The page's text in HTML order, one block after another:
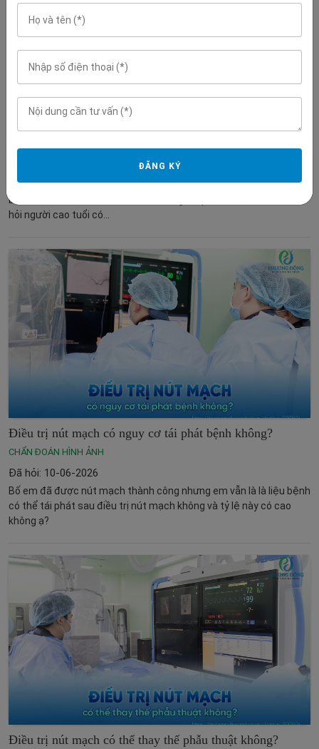
Người cao tuổi có phù hợp để điều trị nút mạch không?
Mẹ em đã ngoài 70 tuổi và vừa được chỉ định nút mạch để điều trị
bệnh. Gia đình hơi lo vì tuổi cao thường hồi phục chậm, nên muốn
hỏi người cao tuổi có...
Điều trị nút mạch có nguy cơ tái phát bệnh không?
CHẨN ĐOÁN HÌNH ẢNH
Đã hỏi: 10-06-2026
Bố em đã được nút mạch thành công nhưng em vẫn là là liệu bệnh
có thể tái phát sau điều trị nút mạch không và tỷ lệ này có cao
không ạ?
Điều trị nút mạch có thể thay thế phẫu thuật không?
ĐĂNG KÝ